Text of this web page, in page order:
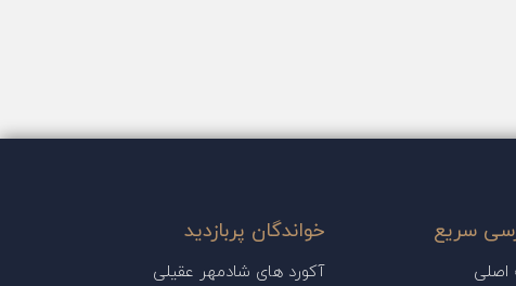
سریع خواندگان پربازدید
آکورد های شادمهر عقیلی